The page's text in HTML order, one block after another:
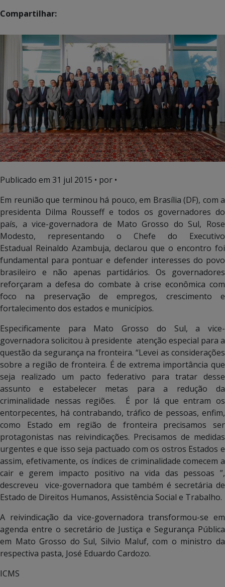
Compartilhar:
Publicado em 31 jul 2015 • por •
Em reunião que terminou há pouco, em Brasília (DF), com a
presidenta Dilma Rousseff e todos os governadores do
país, a vice-governadora de Mato Grosso do Sul, Rose
Modesto, representando o Chefe do Executivo
Estadual Reinaldo Azambuja, declarou que o encontro foi
fundamental para pontuar e defender interesses do povo
brasileiro e não apenas partidários. Os governadores
reforçaram a defesa do combate à crise econômica com
foco na preservação de empregos, crescimento e
fortalecimento dos estados e municípios.
Especificamente para Mato Grosso do Sul, a vice-
governadora solicitou à presidente atenção especial para a
questão da segurança na fronteira. “Levei as considerações
sobre a região de fronteira. É de extrema importância que
seja realizado um pacto federativo para tratar desse
assunto e estabelecer metas para a redução da
criminalidade nessas regiões. É por lá que entram os
entorpecentes, há contrabando, tráfico de pessoas, enfim,
como Estado em região de fronteira precisamos ser
protagonistas nas reivindicações. Precisamos de medidas
urgentes e que isso seja pactuado com os ostros Estados e
assim, efetivamente, os índices de criminalidade comecem a
cair e gerem impacto positivo na vida das pessoas ”,
descreveu vice-governadora que também é secretária de
Estado de Direitos Humanos, Assistência Social e Trabalho.
A reivindicação da vice-governadora transformou-se em
agenda entre o secretário de Justiça e Segurança Pública
em Mato Grosso do Sul, Silvio Maluf, com o ministro da
respectiva pasta, José Eduardo Cardozo.
ICMS